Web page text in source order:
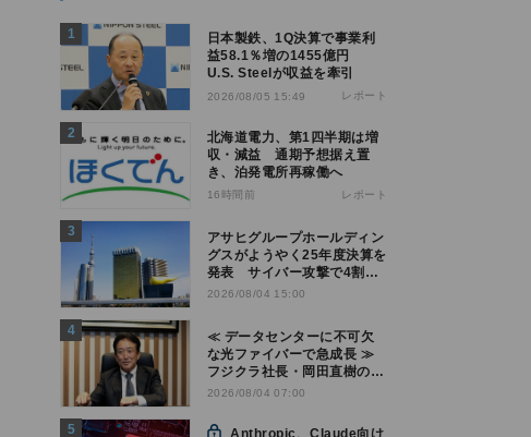
日本製鉄、1Q決算で事業利
益58.1％増の1455億円
U.S. Steelが収益を牽引
2026/08/05 15:49 レポート
北海道電力、第1四半期は増
収・減益 通期予想据え置
き、泊発電所再稼働へ
16時間前 レポート
アサヒグループホールディン
グスがようやく25年度決算を
発表 サイバー攻撃で4割減
益
2026/08/04 15:00
≪ データセンターに不可欠
な光ファイバーで急成長 ≫
フジクラ社長・岡田直樹の技
術論「見えない技術優位性、
を！」
2026/08/04 07:00